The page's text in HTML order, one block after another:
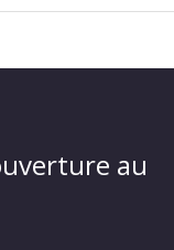
au